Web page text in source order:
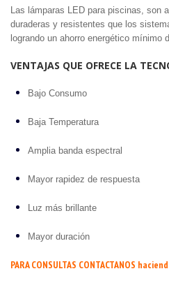
Las lámparas LED para piscinas, son
duraderas y resistentes que los
logrando un ahorro energético mínimo
VENTAJAS QUE OFRECE LA
Bajo Consumo
Baja Temperatura
Amplia banda espectral
Mayor rapidez de respuesta
Luz más brillante
Mayor duración
PARA CONSULTAS CONTACTANOS